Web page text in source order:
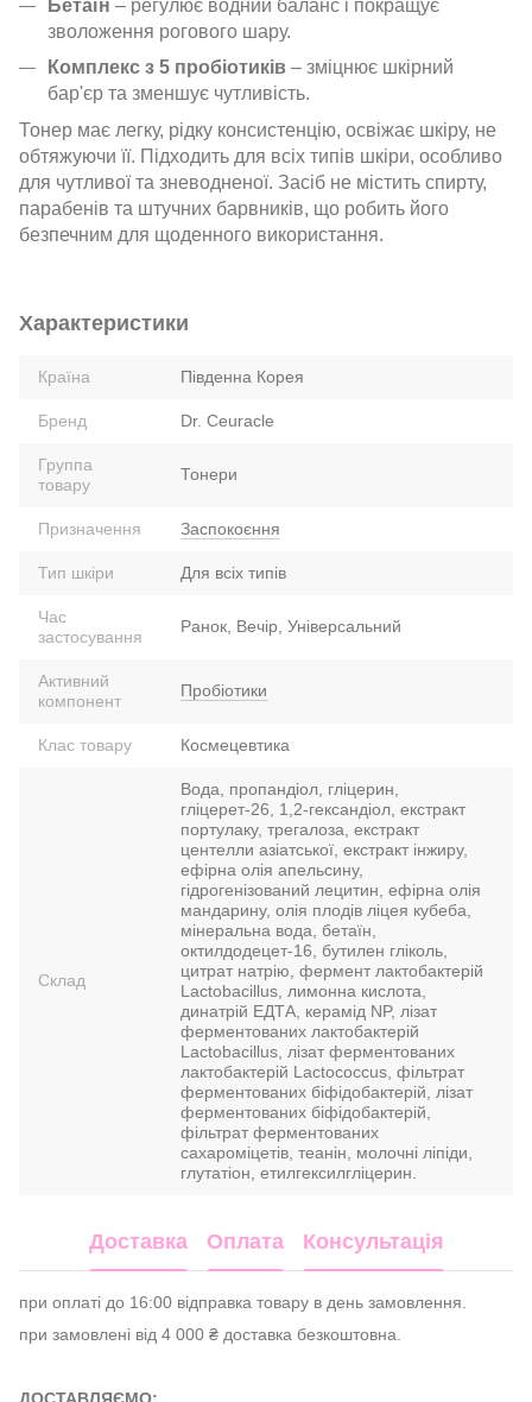
Бетаїн – регулює водний баланс і покращує
зволоження рогового шару.
Комплекс з 5 пробіотиків – зміцнює шкірний
бар'єр та зменшує чутливість.
Тонер має легку, рідку консистенцію, освіжає шкіру, не
обтяжуючи її. Підходить для всіх типів шкіри, особливо
для чутливої та зневодненої. Засіб не містить спирту,
парабенів та штучних барвників, що робить його
безпечним для щоденного використання.
Характеристики
Країна Південна Корея
Бренд Dr. Ceuracle
Группа
товару
Тонери
Призначення Заспокоєння
Тип шкіри Для всіх типів
Час
застосування
Ранок, Вечір, Універсальний
Активний
компонент
Пробіотики
Клас товару Космецевтика
Склад
Вода, пропандіол, гліцерин,
гліцерет-26, 1,2-гександіол, екстракт
портулаку, трегалоза, екстракт
центелли азіатської, екстракт інжиру,
ефірна олія апельсину,
гідрогенізований лецитин, ефірна олія
мандарину, олія плодів ліцея кубеба,
мінеральна вода, бетаїн,
октилдодецет-16, бутилен гліколь,
цитрат натрію, фермент лактобактерій
Lactobacillus, лимонна кислота,
динатрій ЕДТА, керамід NP, лізат
ферментованих лактобактерій
Lactobacillus, лізат ферментованих
лактобактерій Lactococcus, фільтрат
ферментованих біфідобактерій, лізат
ферментованих біфідобактерій,
фільтрат ферментованих
сахароміцетів, теанін, молочні ліпіди,
глутатіон, етилгексилгліцерин.
Доставка Оплата Консультація
при оплаті до 16:00 відправка товару в день замовлення.
при замовлені від 4 000 ₴ доставка безкоштовна.
ДОСТАВЛЯЄМО: